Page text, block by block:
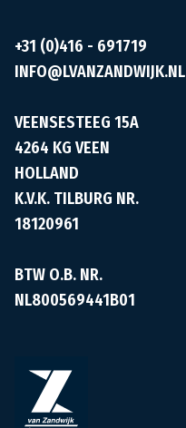
+31 (0)416 - 691719
INFO@LVANZANDWIJK.NL
VEENSESTEEG 15A
4264 KG VEEN
HOLLAND
K.V.K. TILBURG NR.
18120961
BTW O.B. NR.
NL800569441B01